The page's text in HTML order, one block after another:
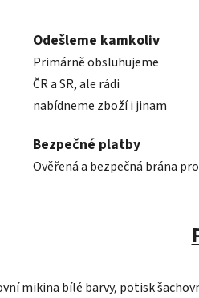
Odešleme kamkoliv
Primárně obsluhujeme
ČR a SR, ale rádi
nabídneme zboží i jinam
Bezpečné platby
Ověřená a bezpečná brána
mikina bílé barvy, potisk